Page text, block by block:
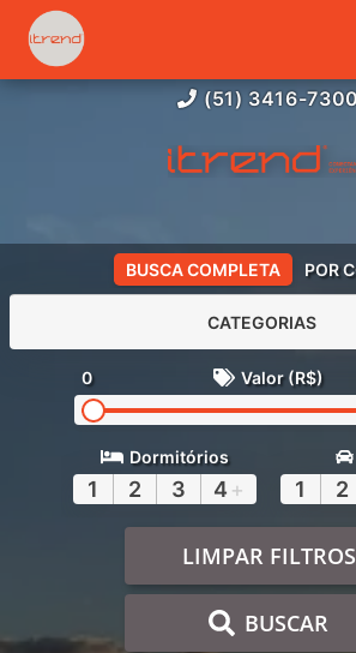
(51) 3416-
BUSCA COMPLETA POR
CATEGORIAS
0 Valor (R$)
Dormitórios
1 2 3 4 + 1 2
LIMPAR FILTROS
BUSCAR